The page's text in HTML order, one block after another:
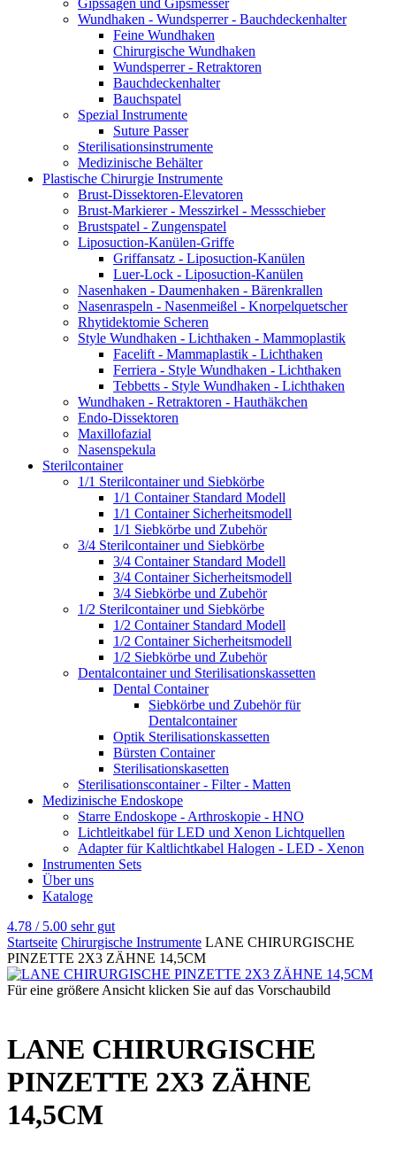
Gipssägen und Gipsmesser
Wundhaken - Wundsperrer - Bauchdeckenhalter
Feine Wundhaken
Chirurgische Wundhaken
Wundsperrer - Retraktoren
Bauchdeckenhalter
Bauchspatel
Spezial Instrumente
Suture Passer
Sterilisationsinstrumente
Medizinische Behälter
Plastische Chirurgie Instrumente
Brust-Dissektoren-Elevatoren
Brust-Markierer - Messzirkel - Messschieber
Brustspatel - Zungenspatel
Liposuction-Kanülen-Griffe
Griffansatz - Liposuction-Kanülen
Luer-Lock - Liposuction-Kanülen
Nasenhaken - Daumenhaken - Bärenkrallen
Nasenraspeln - Nasenmeißel - Knorpelquetscher
Rhytidektomie Scheren
Style Wundhaken - Lichthaken - Mammoplastik
Facelift - Mammaplastik - Lichthaken
Ferriera - Style Wundhaken - Lichthaken
Tebbetts - Style Wundhaken - Lichthaken
Wundhaken - Retraktoren - Hauthäkchen
Endo-Dissektoren
Maxillofazial
Nasenspekula
Sterilcontainer
1/1 Sterilcontainer und Siebkörbe
1/1 Container Standard Modell
1/1 Container Sicherheitsmodell
1/1 Siebkörbe und Zubehör
3/4 Sterilcontainer und Siebkörbe
3/4 Container Standard Modell
3/4 Container Sicherheitsmodell
3/4 Siebkörbe und Zubehör
1/2 Sterilcontainer und Siebkörbe
1/2 Container Standard Modell
1/2 Container Sicherheitsmodell
1/2 Siebkörbe und Zubehör
Dentalcontainer und Sterilisationskassetten
Dental Container
Siebkörbe und Zubehör für
Dentalcontainer
Optik Sterilisationskassetten
Bürsten Container
Sterilisationskasetten
Sterilisationscontainer - Filter - Matten
Medizinische Endoskope
Starre Endoskope - Arthroskopie - HNO
Lichtleitkabel für LED und Xenon Lichtquellen
Adapter für Kaltlichtkabel Halogen - LED - Xenon
Instrumenten Sets
Über uns
Kataloge
4.78 / 5.00 sehr gut
Startseite Chirurgische Instrumente LANE CHIRURGISCHE
PINZETTE 2X3 ZÄHNE 14,5CM
Für eine größere Ansicht klicken Sie auf das Vorschaubild
LANE CHIRURGISCHE
PINZETTE 2X3 ZÄHNE
14,5CM